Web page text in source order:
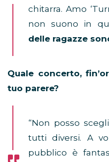
chitarra. Amo
non suono in
delle ragazze
Quale concerto,
tuo parere?
“Non posso
tutti diversi. A
pubblico è